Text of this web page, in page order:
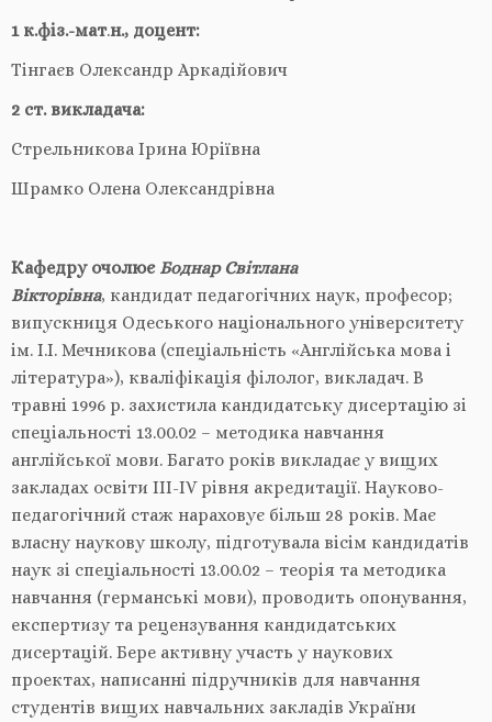
1 к.фіз.-мат.н., доцент:
Тінгаєв Олександр Аркадійович
2 ст. викладача:
Стрельникова Ірина Юріївна
Шрамко Олена Олександрівна
Кафедру очолює Боднар Світлана
Вікторівна, кандидат педагогічних наук, професор;
випускниця Одеського національного університету
ім. І.І. Мечникова (спеціальність «Англійська мова і
література»), кваліфікація філолог, викладач. В
травні 1996 р. захистила кандидатську дисертацію зі
спеціальності 13.00.02 – методика навчання
англійської мови. Багато років викладає у вищих
закладах освіти III-IV рівня акредитації. Науково-
педагогічний стаж нараховує більш 28 років. Має
власну наукову школу, підготувала вісім кандидатів
наук зі спеціальності 13.00.02 – теорія та методика
навчання (германські мови), проводить опонування,
експертизу та рецензування кандидатських
дисертацій. Бере активну участь у наукових
проектах, написанні підручників для навчання
студентів вищих навчальних закладів України